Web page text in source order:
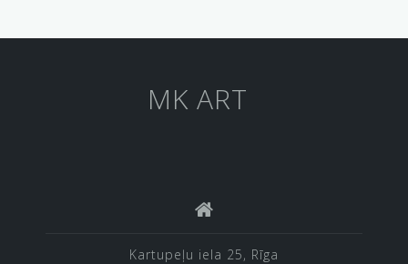
MK ART
Kartupeļu iela 25, Rīga